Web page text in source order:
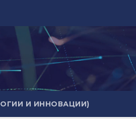
И ИННОВАЦИИ)